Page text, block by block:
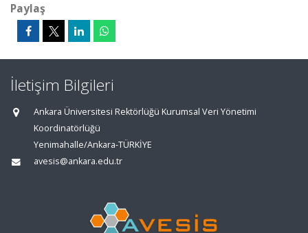
Paylaş
İletişim Bilgileri
Ankara Üniversitesi Rektörlüğü Kurumsal Veri Yönetimi
Koordinatörlüğü
Yenimahalle/Ankara-TÜRKİYE
avesis@ankara.edu.tr